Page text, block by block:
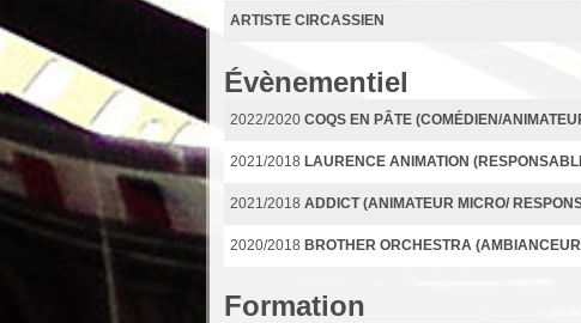
ARTISTE CIRCASSIEN
Évènementiel
2022/2020 COQS EN PÂTE (COMÉDIEN/
2021/2018 LAURENCE ANIMATION
2021/2018 ADDICT (ANIMATEUR MICRO/
2020/2018 BROTHER ORCHESTRA
Formation